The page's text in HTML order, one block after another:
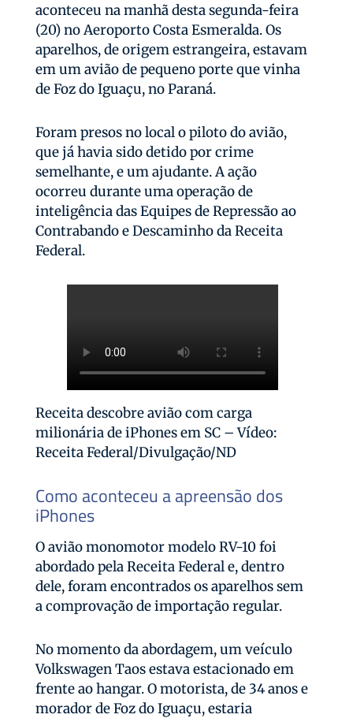
aconteceu na manhã desta segunda-feira
(20) no Aeroporto Costa Esmeralda. Os
aparelhos, de origem estrangeira, estavam
em um avião de pequeno porte que vinha
de Foz do Iguaçu, no Paraná.
Foram presos no local o piloto do avião,
que já havia sido detido por crime
semelhante, e um ajudante. A ação
ocorreu durante uma operação de
inteligência das Equipes de Repressão ao
Contrabando e Descaminho da Receita
Federal.
Receita descobre avião com carga
milionária de iPhones em SC – Vídeo:
Receita Federal/Divulgação/ND
Como aconteceu a apreensão dos
iPhones
O avião monomotor modelo RV-10 foi
abordado pela Receita Federal e, dentro
dele, foram encontrados os aparelhos sem
a comprovação de importação regular.
No momento da abordagem, um veículo
Volkswagen Taos estava estacionado em
frente ao hangar. O motorista, de 34 anos e
morador de Foz do Iguaçu, estaria